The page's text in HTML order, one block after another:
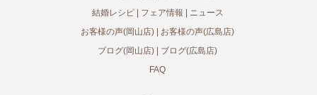
結婚レシピ
フェア情報
ニュース
お客様の声(岡山店)
お客様の声(広島店)
ブログ(岡山店)
ブログ(広島店)
FAQ